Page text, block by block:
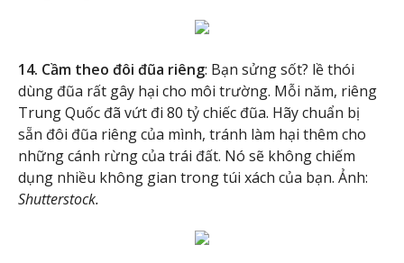
14. Cầm theo đôi đũa riêng: Bạn sửng sốt? lề thói
dùng đũa rất gây hại cho môi trường. Mỗi năm, riêng
Trung Quốc đã vứt đi 80 tỷ chiếc đũa. Hãy chuẩn bị
sẵn đôi đũa riêng của mình, tránh làm hại thêm cho
những cánh rừng của trái đất. Nó sẽ không chiếm
dụng nhiều không gian trong túi xách của bạn. Ảnh:
Shutterstock.